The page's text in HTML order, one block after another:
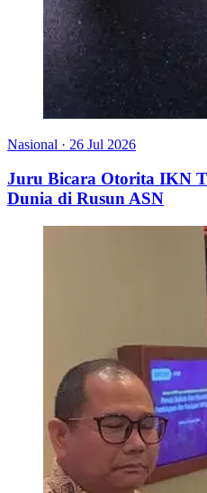
Nasional · 26 Jul 2026
Juru Bicara Otorita IKN
Dunia di Rusun ASN